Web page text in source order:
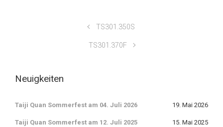
TS301.350S
TS301.370F
Neuigkeiten
Taiji Quan Sommerfest am 04. Juli 2026 19. Mai 2026
Taiji Quan Sommerfest am 12. Juli 2025 15. Mai 2025